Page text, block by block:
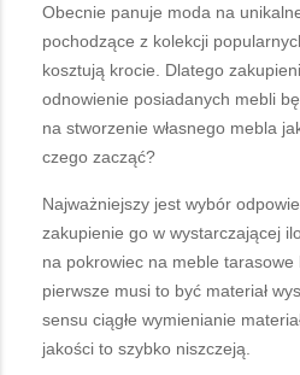
Obecnie panuje moda na
pochodzące z kolekcji
kosztują krocie. Dlatego
odnowienie posiadanych mebli
na stworzenie własnego mebla
czego zacząć?
Najważniejszy jest wybór
zakupienie go w wystarczającej
na pokrowiec na meble
pierwsze musi to być materiał
sensu ciągłe wymienianie
jakości to szybko niszczeją.